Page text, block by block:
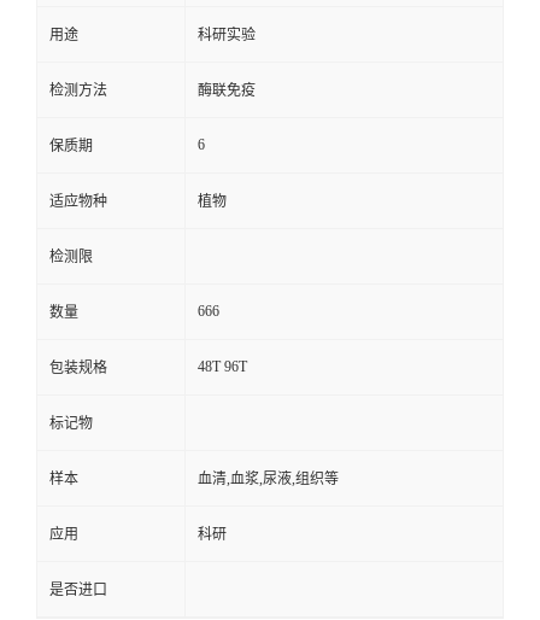
用途 科研实验
检测方法 酶联免疫
保质期 6
适应物种 植物
检测限
数量 666
包装规格 48T 96T
标记物
样本 血清,血浆,尿液,组织等
应用 科研
是否进口